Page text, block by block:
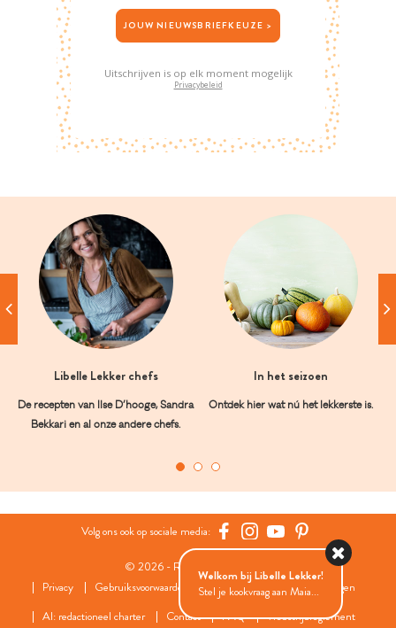
JOUW NIEUWSBRIEFKEUZE >
Uitschrijven is op elk moment mogelijk
Privacybeleid
Libelle Lekker chefs
De recepten van Ilse D’hooge, Sandra
Bekkari en al onze andere chefs.
In het seizoen
Ontdek hier wat nú het lekkerste is.
Volg ons ook op sociale media:
© 2026 - Roularta Media Group
Privacy
Gebruiksvoorwaarden Cookies
Cookies instellingen
AI: redactioneel charter
Contact FAQ Wedstrijdreglement
Welkom bij Libelle Lekker!
Stel je kookvraag aan Maia...